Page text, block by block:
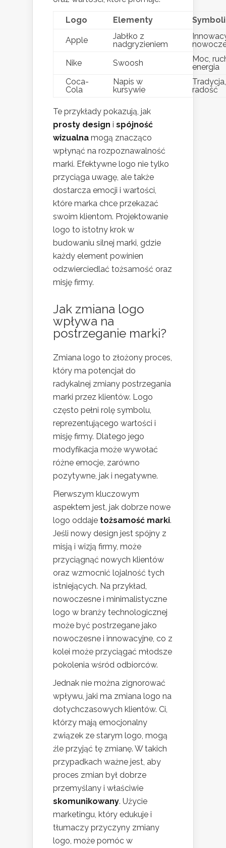
Logo Elementy
Apple
Jabłko z
nadgryzieniem
Nike
Swoosh
Moc,
energia
Coca-
Cola
Napis w
kursywie
Tradycja,
radość
Te przykłady pokazują, jak
prosty design i spójność
wizualna mogą znacząco
wpłynąć na rozpoznawalność
marki. Efektywne logo nie tylko
przyciąga uwagę, ale także
dostarcza emocji i wartości,
które marka chce przekazać
swoim klientom. Projektowanie
logo to istotny krok w
budowaniu silnej marki, gdzie
każdy element powinien
odzwierciedlać tożsamość oraz
misję firmy.
Jak zmiana logo
wpływa na
postrzeganie marki?
Zmiana logo to złożony proces,
który ma potencjał do
radykalnej zmiany postrzegania
marki przez klientów. Logo
często pełni rolę symbolu,
reprezentującego wartości i
misję firmy. Dlatego jego
modyfikacja może wywołać
różne emocje, zarówno
pozytywne, jak i negatywne.
Pierwszym kluczowym
aspektem jest, jak dobrze nowe
logo oddaje tożsamość marki.
Jeśli nowy design jest spójny z
misją i wizją firmy, może
przyciągnąć nowych klientów
oraz wzmocnić lojalność tych
istniejących. Na przykład,
nowoczesne i minimalistyczne
logo w branży technologicznej
może być postrzegane jako
nowoczesne i innowacyjne, co z
kolei może przyciągać młodsze
pokolenia wśród odbiorców.
Jednak nie można zignorować
wpływu, jaki ma zmiana logo na
dotychczasowych klientów. Ci,
którzy mają emocjonalny
związek ze starym logo, mogą
źle przyjąć tę zmianę. W takich
przypadkach ważne jest, aby
proces zmian był dobrze
przemyślany i właściwie
skomunikowany. Użycie
marketingu, który edukuje i
tłumaczy przyczyny zmiany
logo, może pomóc w